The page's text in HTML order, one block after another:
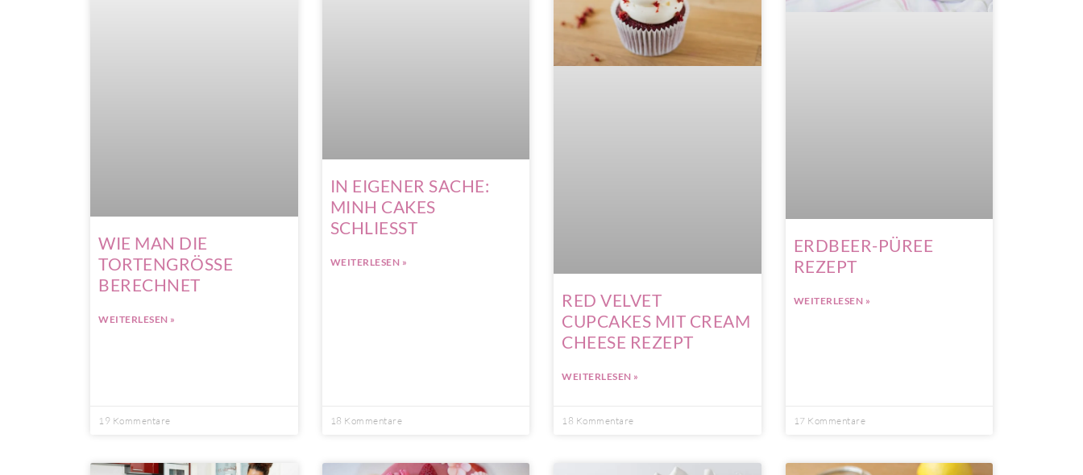
WIE MAN DIE
TORTENGRÖSSE
BERECHNET
WEITERLESEN »
19 Kommentare
IN EIGENER SACHE:
MINH CAKES
SCHLIESST
WEITERLESEN »
18 Kommentare
RED VELVET
CUPCAKES MIT CREAM
CHEESE REZEPT
WEITERLESEN »
18 Kommentare
ERDBEER-PÜREE
REZEPT
WEITERLESEN »
17 Kommentare